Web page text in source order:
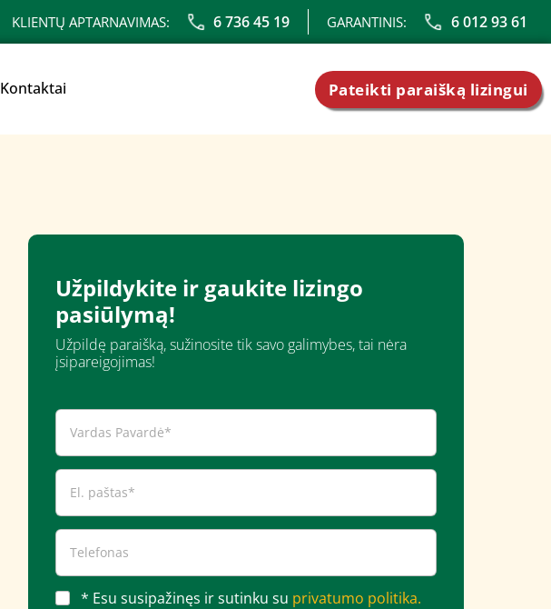
KLIENTŲ APTARNAVIMAS: 6 736 45 19 GARANTINIS: 6 012 93 61
Kontaktai Pateikti paraišką lizingui
Užpildykite ir gaukite lizingo
pasiūlymą!
Užpildę paraišką, sužinosite tik savo galimybes, tai nėra
įsipareigojimas!
* Esu susipažinęs ir sutinku su privatumo politika.